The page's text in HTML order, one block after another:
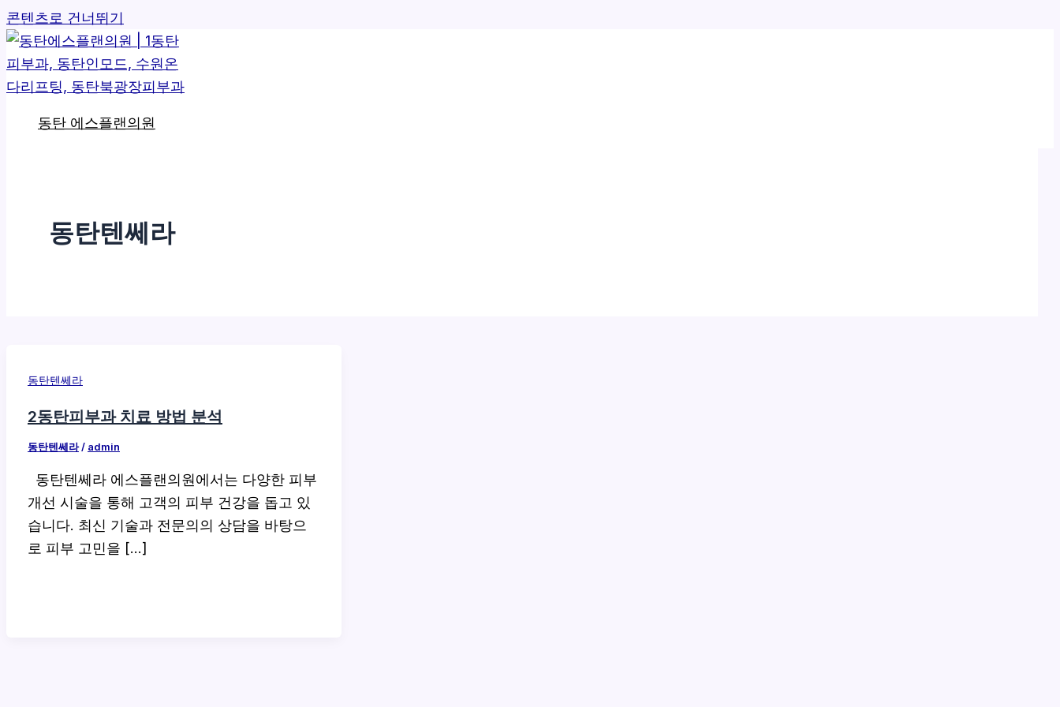
콘텐츠로 건너뛰기
동탄 에스플랜의원
동탄텐쎄라
동탄텐쎄라
2동탄피부과 치료 방법 분석
동탄텐쎄라/ admin
동탄텐쎄라 에스플랜의원에서는 다양한 피부
개선 시술을 통해 고객의 피부 건강을 돕고 있
습니다. 최신 기술과 전문의의 상담을 바탕으
로 피부 고민을 […]